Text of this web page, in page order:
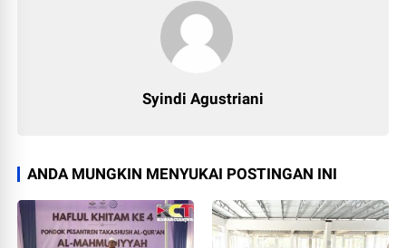
Syindi Agustriani
ANDA MUNGKIN MENYUKAI POSTINGAN INI